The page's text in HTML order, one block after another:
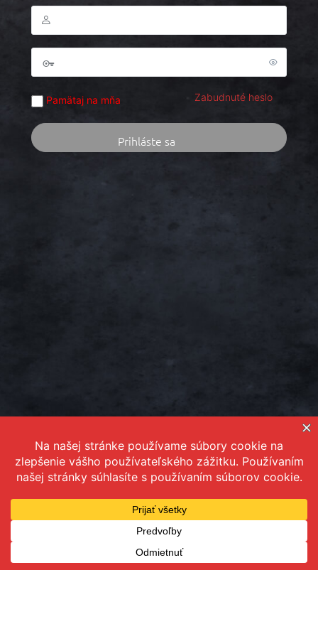
Pamätaj na mňa Zabudnuté heslo
Všeobecné obchodné podmienky Ochrana osobných údajov
kontakt@dmkoucing.sk